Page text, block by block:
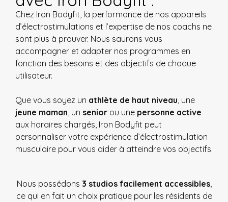
Chez Iron Bodyfit, la performance de nos appareils
d’électrostimulations et l’expertise de nos coachs ne
sont plus à prouver. Nous saurons vous
accompagner et adapter nos programmes en
fonction des besoins et des objectifs de chaque
utilisateur.
Que vous soyez un athlète de haut niveau, une
jeune maman, un senior ou une personne active
aux horaires chargés, Iron Bodyfit peut
personnaliser votre expérience d’électrostimulation
musculaire pour vous aider à atteindre vos objectifs.
Nous possédons 3 studios facilement accessibles,
ce qui en fait un choix pratique pour les résidents de